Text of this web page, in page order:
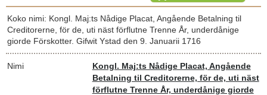
Koko nimi: Kongl. Maj:ts Nådige Placat, Angående Betalning til
Creditorerne, för de, uti näst förflutne Trenne År, underdånige
giorde Förskotter. Gifwit Ystad den 9. Januarii 1716
Nimi
Kongl. Maj:ts Nådige Placat, Angående
Betalning til Creditorerne, för de, uti näst
förflutne Trenne År, underdånige giorde